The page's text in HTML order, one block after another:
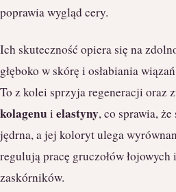
poprawia wygląd cery.
Ich skuteczność opiera się na
głęboko w skórę i osłabiania
To z kolei sprzyja regeneracji oraz
kolagenui elastyny, co sprawia,
jędrna, a jej koloryt ulega
regulują pracę gruczołów
zaskórników.